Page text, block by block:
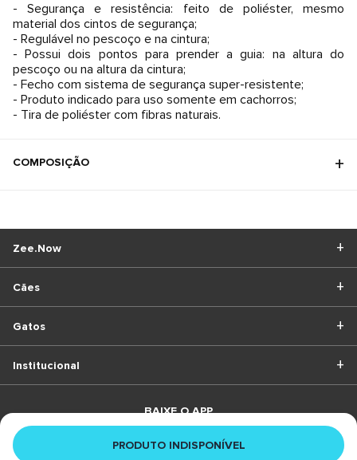
PRODUTO INDISPONÍVEL
- Segurança e resistência: feito de poliéster, mesmo
material dos cintos de segurança;
- Regulável no pescoço e na cintura;
- Possui dois pontos para prender a guia: na altura do
pescoço ou na altura da cintura;
- Fecho com sistema de segurança super-resistente;
- Produto indicado para uso somente em cachorros;
- Tira de poliéster com fibras naturais.
COMPOSIÇÃO
Cães
Gatos
Zee.Now
Institucional
BAIXE O APP